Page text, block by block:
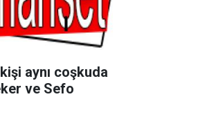
aynı coşkuda
ve Sefo